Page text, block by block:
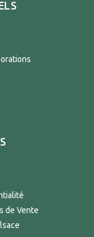
de Vente